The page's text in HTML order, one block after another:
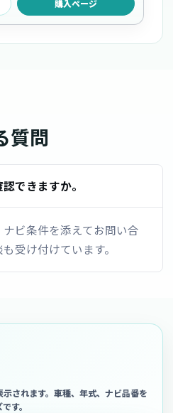
購入ページ
質問
できますか。
ビ条件を添えてお問い合
受け付けています。
されます。車種、年式、ナビ品番を
す。